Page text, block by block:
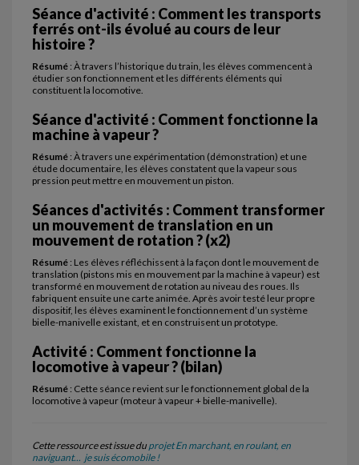
Séance d'activité : Comment les transports
ferrés ont-ils évolué au cours de leur
histoire ?
Résumé : À travers l’historique du train, les élèves commencent à
étudier son fonctionnement et les différents éléments qui
constituent la locomotive.
Séance d'activité : Comment fonctionne la
machine à vapeur ?
Résumé : À travers une expérimentation (démonstration) et une
étude documentaire, les élèves constatent que la vapeur sous
pression peut mettre en mouvement un piston.
Séances d'activités : Comment transformer
un mouvement de translation en un
mouvement de rotation ? (x2)
Résumé : Les élèves réfléchissent à la façon dont le mouvement de
translation (pistons mis en mouvement par la machine à vapeur) est
transformé en mouvement de rotation au niveau des roues. Ils
fabriquent ensuite une carte animée. Après avoir testé leur propre
dispositif, les élèves examinent le fonctionnement d’un système
bielle-manivelle existant, et en construisent un prototype.
Activité : Comment fonctionne la
locomotive à vapeur ? (bilan)
Résumé : Cette séance revient sur le fonctionnement global de la
locomotive à vapeur (moteur à vapeur + bielle-manivelle).
Cette ressource est issue du projet En marchant, en roulant, en
naviguant... je suis écomobile !